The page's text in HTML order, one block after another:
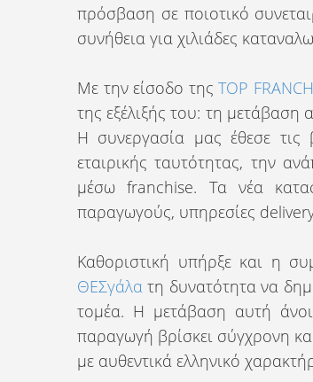
πρόσβαση σε ποιοτικό
συνήθεια για χιλιάδες
Με την είσοδο τηςTOP
της εξέλιξής του: τη
Η συνεργασία μας έθεσε τις
εταιρικής ταυτότητας, την
μέσω franchise. Τα νέα
παραγωγούς, υπηρεσίες
Καθοριστική υπήρξε και η
ΘΕΣγάλα τη δυνατότητα να
τομέα. Η μετάβαση αυτή
παραγωγή βρίσκει σύγχρονη
με αυθεντικά ελληνικό